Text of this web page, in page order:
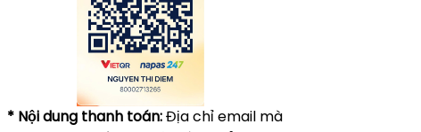
* Nội dung thanh toán:Địa chỉ email mà